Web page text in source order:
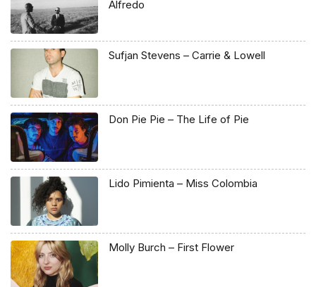
Alfredo
Sufjan Stevens – Carrie & Lowell
Don Pie Pie – The Life of Pie
Lido Pimienta – Miss Colombia
Molly Burch – First Flower